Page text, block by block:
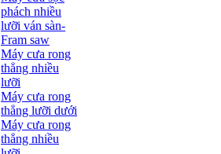
phách nhiều
lưỡi ván sàn-
Fram saw
Máy cưa rong
thẳng nhiều
lưỡi
Máy cưa rong
thẳng lưỡi dưới
Máy cưa rong
thẳng nhiều